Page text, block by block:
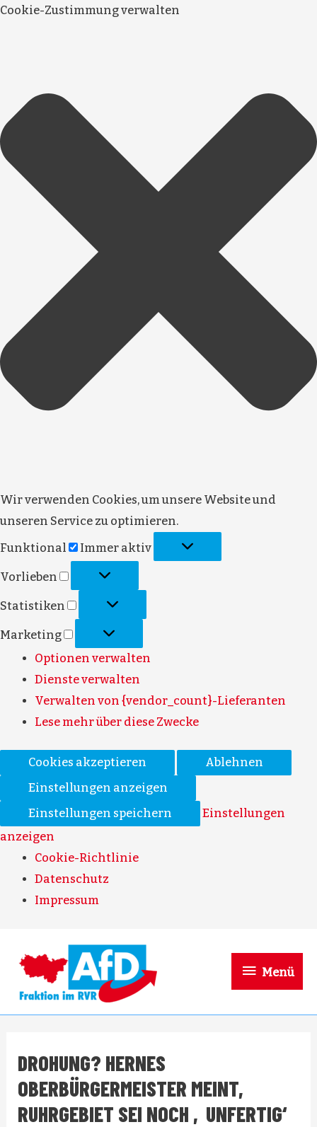
Cookie-Zustimmung verwalten
Wir verwenden Cookies, um unsere Website und
unseren Service zu optimieren.
Funktional
Immer aktiv
Vorlieben
Statistiken
Marketing
Optionen verwalten
Dienste verwalten
Verwalten von {vendor_count}-Lieferanten
Lese mehr über diese Zwecke
Cookies akzeptieren
Ablehnen
Einstellungen anzeigen
Einstellungen speichern
Einstellungen
anzeigen
Cookie-Richtlinie
Datenschutz
Impressum
Menü
DROHUNG? HERNES
OBERBÜRGERMEISTER MEINT,
RUHRGEBIET SEI NOCH ‚UNFERTIG‘